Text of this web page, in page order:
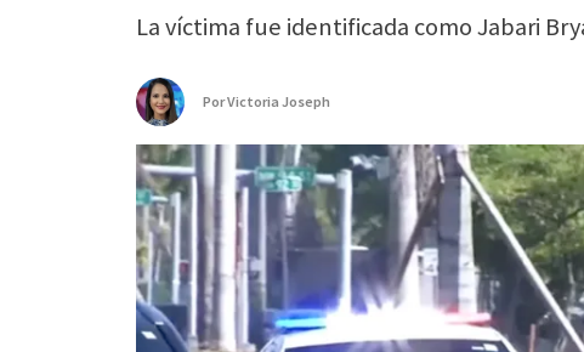
La víctima fue identificada como Jabari
PorVictoria Joseph